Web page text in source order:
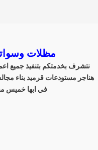
مظلات
نتشرف بخدمتكم بتنفيذ جميع
هناجر مستودعات قرميد بناء
في ابها خميس